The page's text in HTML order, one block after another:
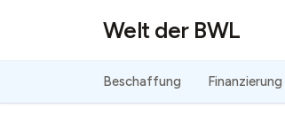
Welt der BWL
Beschaffung Finanzierung